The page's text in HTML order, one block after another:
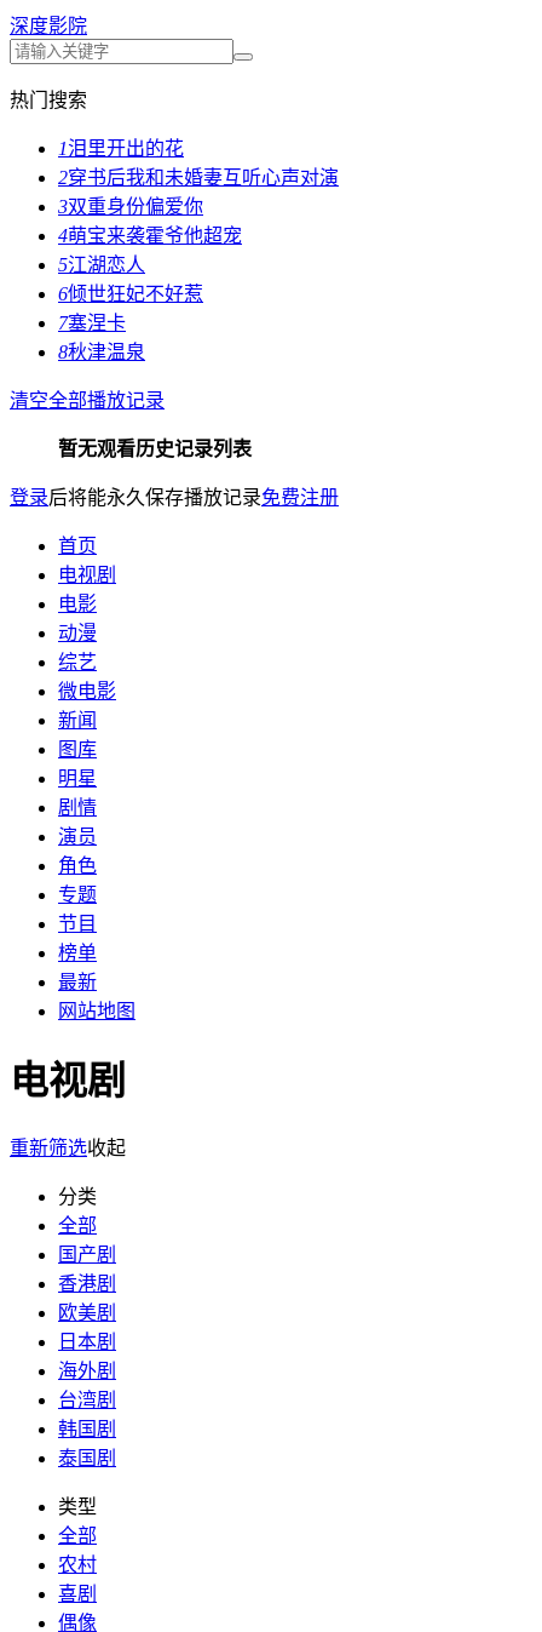
深度影院
热门搜索
1泪里开出的花
2穿书后我和未婚妻互听心声对演
3双重身份偏爱你
4萌宝来袭霍爷他超宠
5江湖恋人
6倾世狂妃不好惹
7塞涅卡
8秋津温泉
清空全部播放记录
暂无观看历史记录列表
登录后将能永久保存播放记录免费注册
首页
电视剧
电影
动漫
综艺
微电影
新闻
图库
明星
剧情
演员
角色
专题
节目
榜单
最新
网站地图
电视剧
重新筛选收起
分类
全部
国产剧
香港剧
欧美剧
日本剧
海外剧
台湾剧
韩国剧
泰国剧
类型
全部
农村
喜剧
偶像